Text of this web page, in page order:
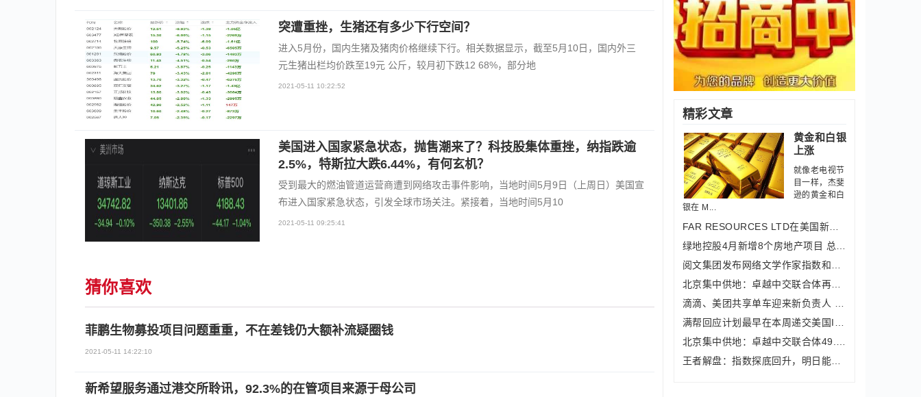
突遭重挫，生猪还有多少下行空间？
进入5月份，国内生猪及猪肉价格继续下行。相关数据显示，截至5月10日，国内外三
元生猪出栏均价跌至19元 公斤，较月初下跌12 68%，部分地
2021-05-11 10:22:52
美国进入国家紧急状态，抛售潮来了？科技股集体重挫，纳指跌逾
2.5%，特斯拉大跌6.44%，有何玄机？
受到最大的燃油管道运营商遭到网络攻击事件影响，当地时间5月9日（上周日）美国宣
布进入国家紧急状态，引发全球市场关注。紧接着，当地时间5月10
2021-05-11 09:25:41
猜你喜欢
菲鹏生物募投项目问题重重，不在差钱仍大额补流疑圈钱
2021-05-11 14:22:10
新希望服务通过港交所聆讯，92.3%的在管项目来源于母公司
精彩文章
黄金和白银
上涨
就像老电视节
目一样，杰斐
逊的黄金和白
银在 M...